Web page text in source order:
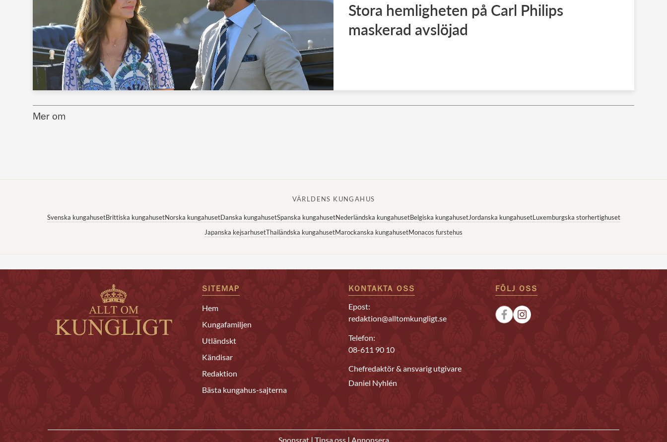
Stora hemligheten på Carl Philips
maskerad avslöjad
Mer om
VÄRLDENS KUNGAHUS
Svenska kungahusetBrittiska kungahusetNorska kungahusetDanska kungahusetSpanska kungahusetNederländska kungahusetBelgiska kungahusetJordanska kungahusetLuxemburgska storhertighuset
Japanska kejsarhusetThailändska kungahusetMarockanska kungahusetMonacos furstehus
SITEMAP
Hem
Kungafamiljen
Utländskt
Kändisar
Redaktion
Bästa kungahus-sajterna
KONTAKTA OSS
Epost:
redaktion@alltomkungligt.se
Telefon:
08-611 90 10
Chefredaktör & ansvarig utgivare
Daniel Nyhlén
FÖLJ OSS
Sponsrat Tipsa oss Annonsera